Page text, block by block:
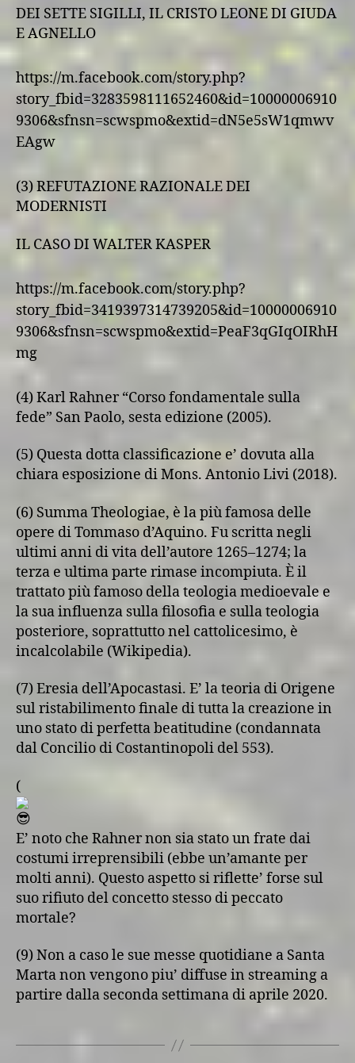
DEI SETTE SIGILLI, IL CRISTO LEONE DI GIUDA
E AGNELLO
https://m.facebook.com/story.php?
story_fbid=3283598111652460&id=10000006910
9306&sfnsn=scwspmo&extid=dN5e5sW1qmwv
EAgw
(3) REFUTAZIONE RAZIONALE DEI
MODERNISTI
IL CASO DI WALTER KASPER
https://m.facebook.com/story.php?
story_fbid=3419397314739205&id=10000006910
9306&sfnsn=scwspmo&extid=PeaF3qGIqOIRhH
mg
(4) Karl Rahner “Corso fondamentale sulla
fede” San Paolo, sesta edizione (2005).
(5) Questa dotta classificazione e’ dovuta alla
chiara esposizione di Mons. Antonio Livi (2018).
(6) Summa Theologiae, è la più famosa delle
opere di Tommaso d’Aquino. Fu scritta negli
ultimi anni di vita dell’autore 1265–1274; la
terza e ultima parte rimase incompiuta. È il
trattato più famoso della teologia medioevale e
la sua influenza sulla filosofia e sulla teologia
posteriore, soprattutto nel cattolicesimo, è
incalcolabile (Wikipedia).
(7) Eresia dell’Apocastasi. E’ la teoria di Origene
sul ristabilimento finale di tutta la creazione in
uno stato di perfetta beatitudine (condannata
dal Concilio di Costantinopoli del 553).
(
E’ noto che Rahner non sia stato un frate dai
costumi irreprensibili (ebbe un’amante per
molti anni). Questo aspetto si riflette’ forse sul
suo rifiuto del concetto stesso di peccato
mortale?
(9) Non a caso le sue messe quotidiane a Santa
Marta non vengono piu’ diffuse in streaming a
partire dalla seconda settimana di aprile 2020.